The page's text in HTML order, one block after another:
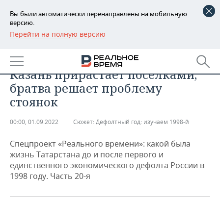
Вы были автоматически перенаправлены на мобильную
версию.
Перейти на полную версию
РЕГИОНЫ
БАШКОРТОСТАН
ТАТАРСТАН
УДМУРТИЯ
НОВОСТИ
АНАЛИТИКА
НОВОСТИ АНАЛИТИКИ
ДЕКЛАРАЦИИ О ДОХОДАХ
КОРОЛИ ГОСЗАКАЗА ПФО
ВУЗЫ ТАТАРСТАНА
ЭКОНОМИКА
НОВОСТИ ЭКОНОМИКИ
ФИНАНСЫ
БАНКИ
ПРОМЫШЛЕННОСТЬ
НОВОСТИ
ПРОМЫШЛЕННОСТИ
АГРОПРОМ
НЕДВИЖИМОСТЬ
НОВОСТИ НЕДВИЖИМОСТИ
АВТО
«Хроники дефолтного года»:
Казань прирастает поселками,
братва решает проблему
стоянок
00:00, 01.09.2022 Сюжет: Дефолтный год: изучаем 1998-й
Спецпроект «Реального времени»: какой была
жизнь Татарстана до и после первого и
единственного экономического дефолта России в
1998 году. Часть 20-я